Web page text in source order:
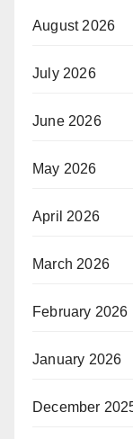
August 2026
July 2026
June 2026
May 2026
April 2026
March 2026
February 2026
January 2026
December